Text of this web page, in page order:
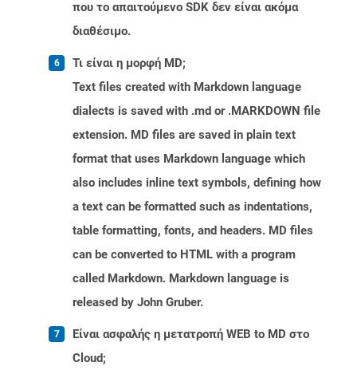
που το απαιτούμενο SDK δεν είναι ακόμα
διαθέσιμο.
Τι είναι η μορφή MD;
Text files created with Markdown language
dialects is saved with .md or .MARKDOWN file
extension. MD files are saved in plain text
format that uses Markdown language which
also includes inline text symbols, defining how
a text can be formatted such as indentations,
table formatting, fonts, and headers. MD files
can be converted to HTML with a program
called Markdown. Markdown language is
released by John Gruber.
Είναι ασφαλής η μετατροπή WEB to MD στο
Cloud;